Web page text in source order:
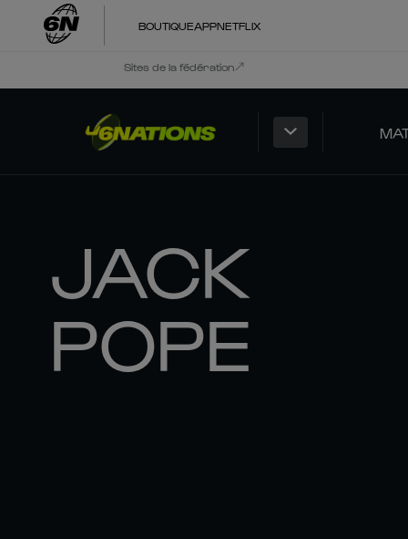
BOUTIQUEAPPNETFLIX
Sites de la fédération
JACK
POPE